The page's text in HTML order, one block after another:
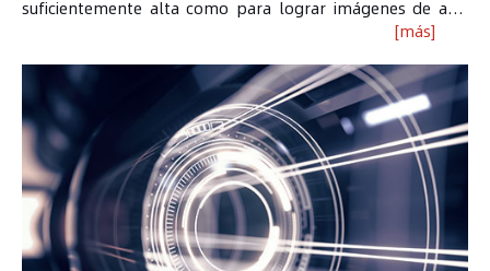
suficientemente alta como para lograr imágenes de alta
resolución, lo que permite obtener imágenes de vóxeles
1,5T (con resolución en el plano y capa espesor del mismo
tamaño, por ejemplo, 2 × 2 × 2,5 mm3 )
[más]